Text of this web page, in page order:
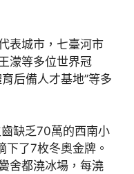
表城市，七臺河市
濛等多位世界冠
后備人才基地”等多
缺乏70萬的西南小
下了7枚冬奧金牌。
舍都澆冰場，每澆